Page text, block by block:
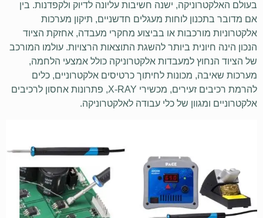
בעולם האלקטרוניקה, ישנה חשיבות עליונה לדיוק ולקפדנות. בין
אם מדובר בתכנון לוחות מעגלים חדשניים, תיקון מערכות
אלקטרוניות מורכבות או בביצוע מחקרי מעבדה, אחזקת הציוד
הנכון הינה חיונית ביותר להשגת התוצאות הרצויות. עולמו המורכב
של הציוד הנחוץ למעבדות אלקטרוניקה כולל אמצעי הלחמה,
מערכות שאיבה, מכונות לחיתוך כרטיסים אלקטרוניים, כלים
להרמת רכיבים זעירים, מכשירי X-RAY, פתרונות אחסון לרכיבים
אלקטרוניים ומגוון של כלי עבודה לאלקטרוניקה.